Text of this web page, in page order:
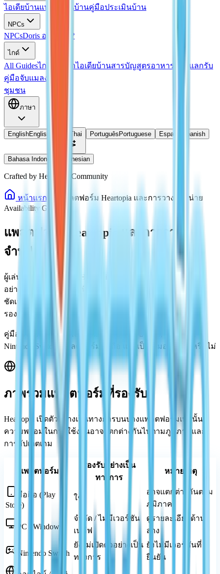
ไอเดียบ้านแบบแปลนบ้านคู่มือประเมินบ้าน
NPCs
NPCsDoris อยู่ที่ไหน?
ไกด์
All Guidesไกด์ตกปลาไอเดียบ้านสารบัญสูตรอาหาร
โค้ดแลกรับ
คู่มือจับแมลง
ชุมชน
ภาษา
EnglishEnglish Thai Português Portuguese Español Spanish
Bahasa Indonesia Indonesian
Crafted by Heartopia Community
หน้าแรก
แพลตฟอร์ม Heartopia และการวางจำหน่าย
Availability Guide
แพลตฟอร์ม Heartopia และการวาง
จำหน่าย
ผู้เล่นส่วนใหญ่ที่ค้นหา Heartopia ต้องการทราบสิ่งง่ายๆ เพียง
อย่างเดียว: เกมนี้เล่นได้ที่ไหน? หน้านี้จะให้ข้อมูลภาพรวมที่
ชัดเจนและเป็นปัจจุบันเกี่ยวกับแพลตฟอร์มที่รองรับและไม่
รองรับสำหรับ Heartopia
คู่มือนี้จะอธิบายว่า Heartopia มีให้บริการบน PC, Windows,
Nintendo Switch, แพลตฟอร์มมือถือ และเป็นเกมออนไลน์หรือไม่
ภาพรวมแพลตฟอร์มที่รองรับ
Heartopia เปิดตัวอย่างเป็นทางการบนบางแพลตฟอร์มเท่านั้น
ความพร้อมในการใช้งานอาจแตกต่างกันไปตามภูมิภาคและ
การอัปเดตเกม
แพลตฟอร์ม
รองรับอย่างเป็น
ทางการ
หมายเหตุ
มือถือ (Play
Store)
ใช่
อาจแตกต่างกันตาม
ภูมิภาค
PC / Windows
จำกัด / ไม่มีเวอร์ชัน
เนทีฟ
ดูรายละเอียดด้าน
ล่าง
Nintendo Switch
ยังไม่เปิดตัวอย่างเป็น
ทางการ
ยังไม่มีเวอร์ชันที่
ยืนยัน